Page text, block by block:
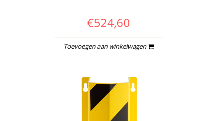
€524,60
Toevoegen aan winkelwagen